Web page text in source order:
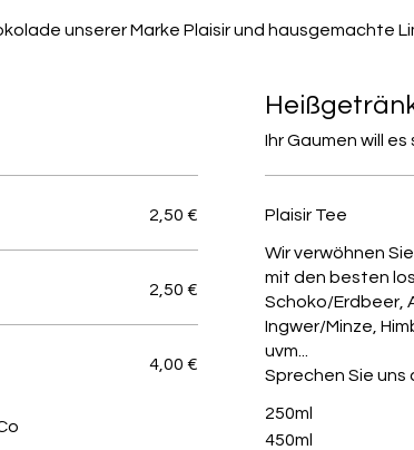
unserer Marke Plaisir und hausgemachte
2,50 €
2,50 €
4,00 €
Ihr Gaumen will
Plaisir Tee
Wir verwöhnen Sie
mit den besten
Schoko/Erdbeer,
Ingwer/Minze,
uvm...
Sprechen Sie uns
250ml
450ml